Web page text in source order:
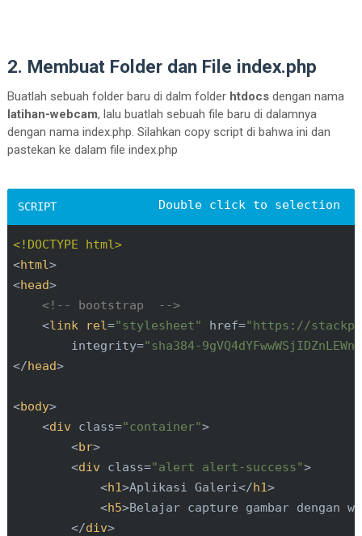
2. Membuat Folder dan File index.php
Buatlah sebuah folder baru di dalm folder htdocs dengan nama
latihan-webcam, lalu buatlah sebuah file baru di dalamnya
dengan nama index.php. Silahkan copy script di bahwa ini dan
pastekan ke dalam file index.php
<!DOCTYPE html>
<html>
<head>
<!-- bootstrap  -->
<link rel="stylesheet" href="https://
        integrity=
"sha384-
</head>
<body>
<div class="container">
<br>
<div class="alert alert-success">
<h1>Aplikasi Galeri</h1>
<h5>Belajar capture gambar dengan
</div>